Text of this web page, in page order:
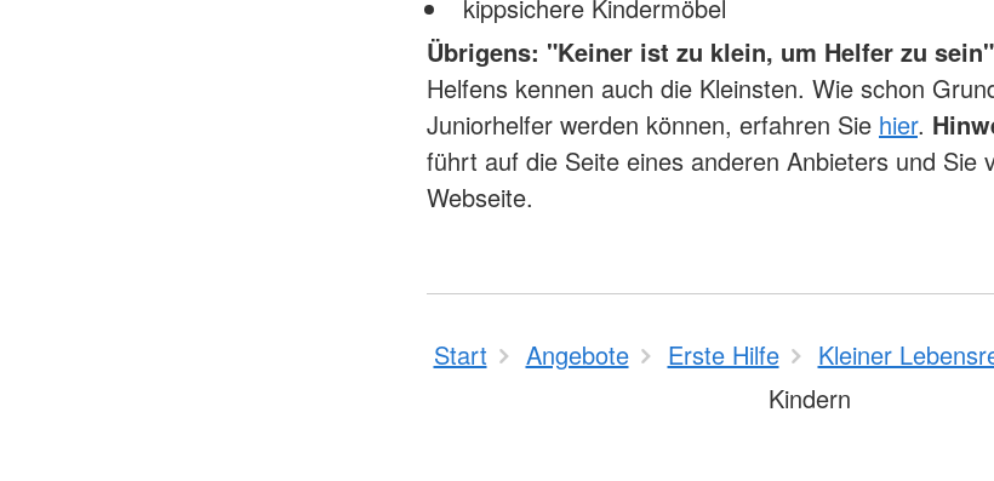
kippsichere Kindermöbel
Übrigens: "Keiner ist zu klein, um Helfer zu
Helfens kennen auch die Kleinsten. Wie schon
Juniorhelfer werden können, erfahren Sie hier.
führt auf die Seite eines anderen Anbieters und Sie
Webseite.
Start Angebote Erste Hilfe Kleiner
Kindern